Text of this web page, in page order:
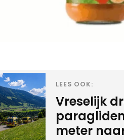
LEES OOK:
Vreselijk
meter